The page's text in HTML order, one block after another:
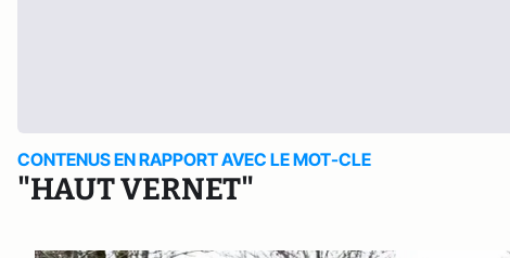
CONTENUS EN RAPPORT AVEC LE MOT-CLE
"HAUT VERNET"